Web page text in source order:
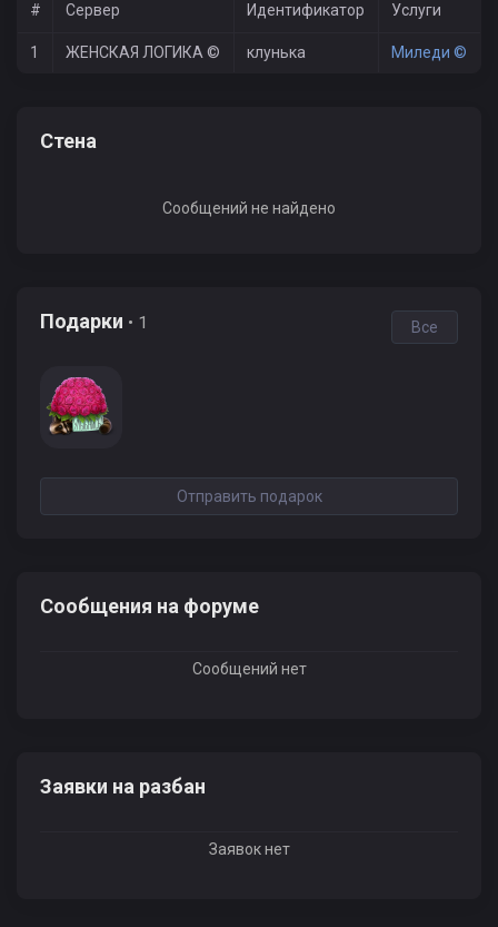
# Сервер Идентификатор Услуги
1 ЖЕНСКАЯ ЛОГИКА © клунька Миледи ©
Стена
Сообщений не найдено
Подарки • 1 Все
Отправить подарок
Сообщения на форуме
Сообщений нет
Заявки на разбан
Заявок нет